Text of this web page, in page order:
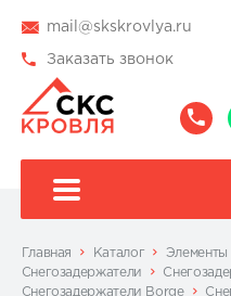
mail@skskrovlya.ru
Заказать звонок
Главная Каталог
Элементы
Снегозадержатели
Снегозадержатели Borge